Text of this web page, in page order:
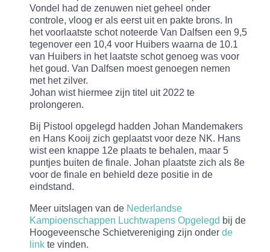
Vondel had de zenuwen niet geheel onder
controle, vloog er als eerst uit en pakte brons. In
het voorlaatste schot noteerde Van Dalfsen een 9,5
tegenover een 10,4 voor Huibers waarna de 10.1
van Huibers in het laatste schot genoeg was voor
het goud. Van Dalfsen moest genoegen nemen
met het zilver.
Johan wist hiermee zijn titel uit 2022 te
prolongeren.
Bij Pistool opgelegd hadden Johan Mandemakers
en Hans Kooij zich geplaatst voor deze NK. Hans
wist een knappe 12e plaats te behalen, maar 5
puntjes buiten de finale. Johan plaatste zich als 8e
voor de finale en behield deze positie in de
eindstand.
Meer uitslagen van de Nederlandse
Kampioenschappen Luchtwapens Opgelegd bij de
Hoogeveensche Schietvereniging zijn onder de
link te vinden.